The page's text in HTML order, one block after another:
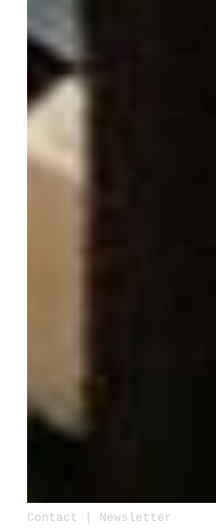
Contact Newsletter